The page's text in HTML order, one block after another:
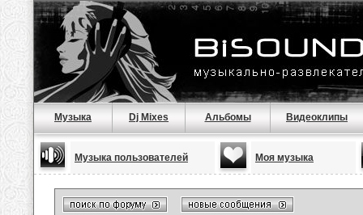
Музыка Dj Mixes Альбомы Видеоклипы
Музыка пользователей Моя музыка